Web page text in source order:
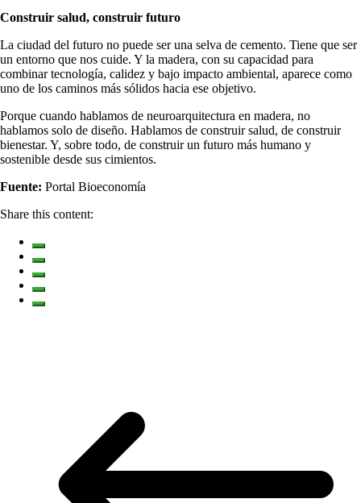
Construir salud, construir futuro
La ciudad del futuro no puede ser una selva de cemento. Tiene que ser
un entorno que nos cuide. Y la madera, con su capacidad para
combinar tecnología, calidez y bajo impacto ambiental, aparece como
uno de los caminos más sólidos hacia ese objetivo.
Porque cuando hablamos de neuroarquitectura en madera, no
hablamos solo de diseño. Hablamos de construir salud, de construir
bienestar. Y, sobre todo, de construir un futuro más humano y
sostenible desde sus cimientos.
Fuente: Portal Bioeconomía
Share this content: